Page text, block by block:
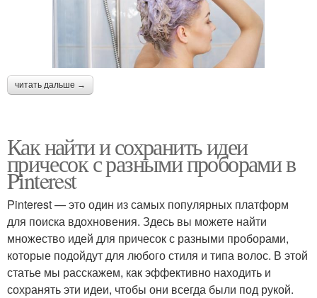
читать дальше →
Как найти и сохранить идеи
причесок с разными проборами в
Pinterest
Pinterest — это один из самых популярных платформ
для поиска вдохновения. Здесь вы можете найти
множество идей для причесок с разными проборами,
которые подойдут для любого стиля и типа волос. В этой
статье мы расскажем, как эффективно находить и
сохранять эти идеи, чтобы они всегда были под рукой.